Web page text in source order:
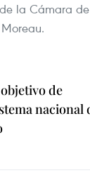
la Cámara
de
nacional